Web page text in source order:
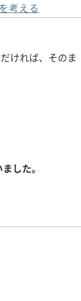
考える
ければ、そのま
した。